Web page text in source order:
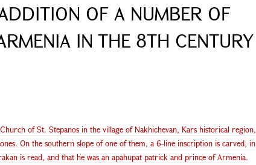
OF A NUMBER OF
IN THE 8TH CENTURY
of St. Stepanos in the village of Nakhichevan, Kars historical region,
On the southern slope of one of them, a 6-line inscription is carved, in
is read, and that he was an apahupat patrick and prince of Armenia.